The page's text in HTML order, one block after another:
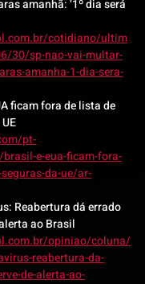
amanhã: ‘1º dia será
cotidiano/ultim
30/sp-nao-vai-multar-
amanha-1-dia-sera-
ficam fora de lista de
pt-
e-eua-ficam-fora-
da-ue/ar-
Reabertura dá errado
ao Brasil
opiniao/coluna/
reabertura-da-
de-alerta-ao-